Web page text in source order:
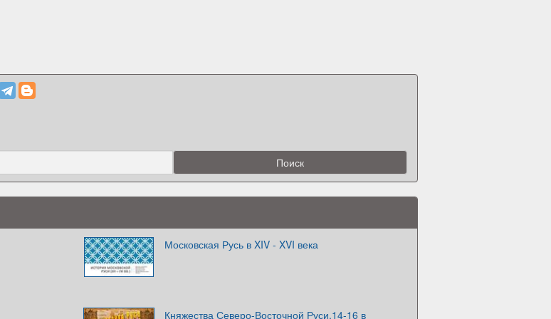
Московская Русь в XIV - XVI века
Княжества Северо-Восточной Руси.14-16 в